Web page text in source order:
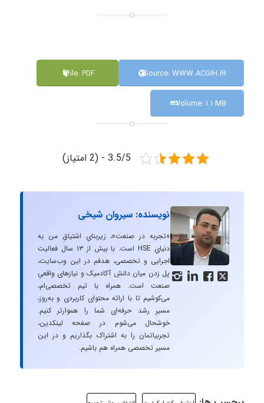
Source: WWW.ACGIH.IR
File: PDF
Volume: ۱.۱ MB
3.5/5 - (2 امتیاز)
   
نویسنده: سیروان شیخی
«تجربه در صنعت»، زیربنایِ اشتیاقِ من به
دنیایِ HSE است. با بیش از ۱۳ سال فعالیت
اجرایی و تخصصی، هدفم در این وب‌سایت،
پل زدن میان دانشِ آکادمیک و نیازهای واقعیِ
صنعت است. همراه با تیم تخصصی‌ام،
می‌کوشیم تا با ارائه محتوای کاربردی و به‌روز،
مسیرِ رشد حرفه‌ای شما را هموارتر کنیم.
خوشحال می‌شوم در صفحه لینکدین،
تجربیاتمان را به اشتراک بگذاریم و در این
مسیر تخصصی همراه هم باشیم.